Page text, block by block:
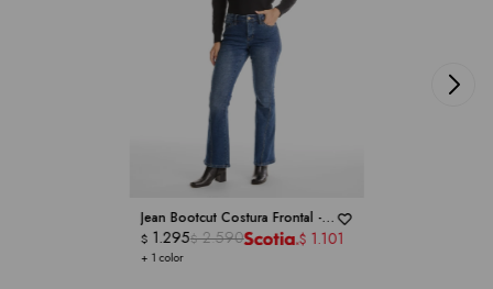
Jean Bootcut Costura Frontal -
ROYALTY COLLECTION
+ 1 color
$ 1.295$ 2.590 $ 1.101